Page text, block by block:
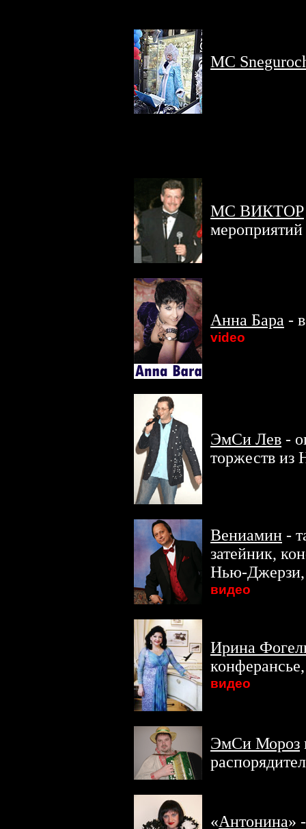
MC
MC ВИКТОР
Анна Бара -
video
ЭмСи Лев -
торжеств
Вениамин -
затейник,
Нью-Джерзи,
видео
Ирина
видео
ЭмСи Мороз
«Антонина»